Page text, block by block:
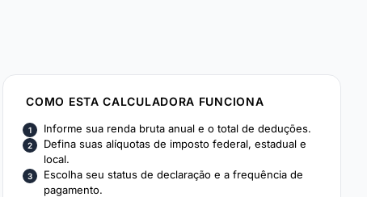
COMO ESTA CALCULADORA FUNCIONA
Informe sua renda bruta anual e o total de deduções.
Defina suas alíquotas de imposto federal, estadual e
local.
Escolha seu status de declaração e a frequência de
pagamento.